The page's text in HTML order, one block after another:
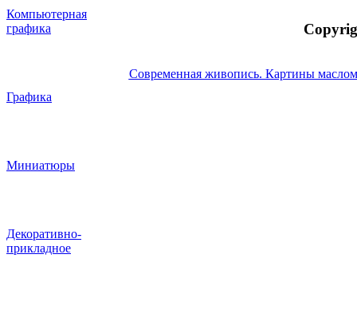
Компьютерная
графика
Графика
Миниатюры
Декоративно-
прикладное
Современная живопись. Картины